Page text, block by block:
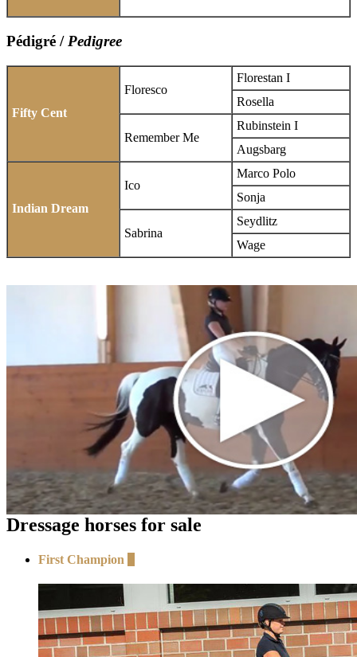
Pédigré / Pedigree
Fifty Cent
Floresco
Florestan I
Rosella
Remember Me
Rubinstein I
Augsbarg
Indian Dream
Ico
Marco Polo
Sonja
Sabrina
Seydlitz
Wage
Dressage horses for sale
First Champion